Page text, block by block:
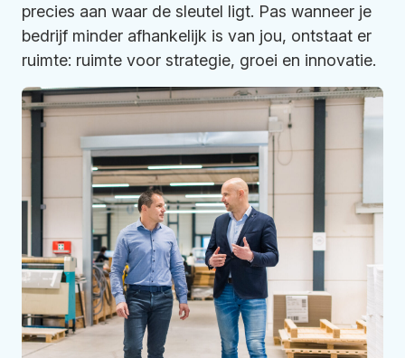
precies aan waar de sleutel ligt. Pas wanneer je
bedrijf minder afhankelijk is van jou, ontstaat er
ruimte: ruimte voor strategie, groei en innovatie.